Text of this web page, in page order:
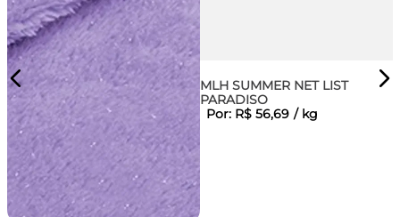
MLH SUMMER NET LIST
PARADISO
Por: R$ 56,69 / kg